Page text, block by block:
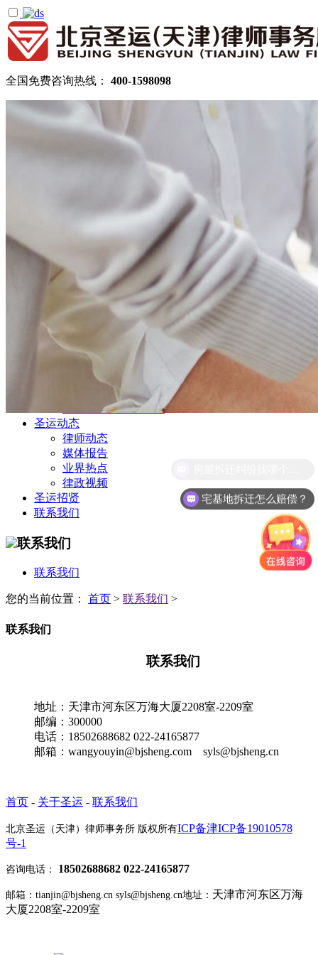
全国免费咨询热线： 400-1598098
律所公告
拆迁律师团队
民商律师团队
部门领域
公司商务部
民事纠纷部
涉外法律事务部
金融证券部
海事海商部
刑事诉讼部
知识产权法律业务部
圣运动态
律师动态
媒体报告
业界热点
律政视频
圣运招贤
联系我们
联系我们
联系我们
您的当前位置： 首页 > 联系我们 >
联系我们
联系我们
地址：天津市河东区万海大厦2208室-2209室
邮编：300000
电话：18502688682 022-24165877
邮箱：wangyouyin@bjsheng.com syls@bjsheng.cn
首页 - 关于圣运 - 联系我们
北京圣运（天津）律师事务所 版权所有ICP备津ICP备19010578
号-1
咨询电话： 18502688682 022-24165877
邮箱：tianjin@bjsheng.cn syls@bjsheng.cn地址： 天津市河东区万海
大厦2208室-2209室
宅基地拆迁怎么赔偿？